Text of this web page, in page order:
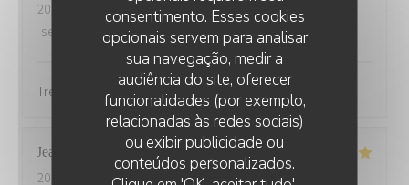
consentimento. Esses cookies
opcionais servem para analisar
sua navegação, medir a
audiência do site, oferecer
funcionalidades (por exemplo,
relacionadas às redes sociais)
ou exibir publicidade ou
conteúdos personalizados.
2026-07-10
- 19:30 - guests 6
service
/5 ambience: 5/5 menu : 5/5 quality_price
Tres bonne cuisine et accueil exellent.
Jean marc
2026-07-08
- 20:00 - guests 3
CHEZ ANNE ET GASTON